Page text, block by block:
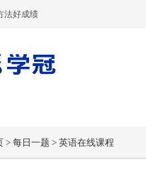
法好成绩
> 每日一题 > 英语在线课程